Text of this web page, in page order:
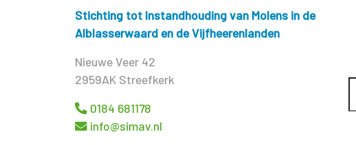
Stichting tot Instandhouding van Molens in de
Alblasserwaard en de Vijfheerenlanden
Nieuwe Veer 42
2959AK Streefkerk
0184 681178
info@simav.nl